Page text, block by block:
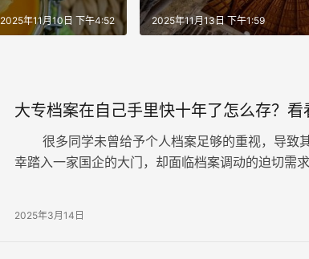
2025年11月10日 下午4:52 2025年11月13日 下午1:59
大专档案在自己手里快十年了怎么存？看
很多同学未曾给予个人档案足够的重视，导致
幸踏入一家国企的大门，却面临档案调动的迫切需
2025年3月14日